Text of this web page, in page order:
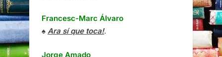
Francesc-Marc Álvaro
♠ Ara sí que toca!.
Jorge Amado